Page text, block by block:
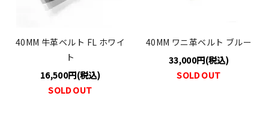
40MM 牛革ベルト FL ホワイ
ト
16,500円(税込)
SOLD OUT
40MM ワニ革ベルト ブルー
33,000円(税込)
SOLD OUT